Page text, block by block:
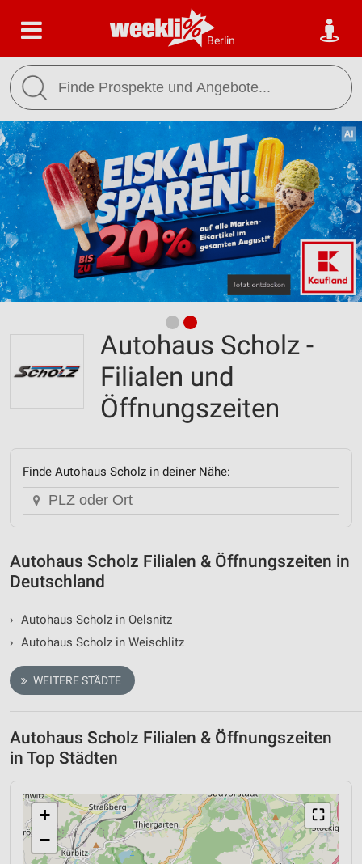
Berlin
Autohaus Scholz -
Filialen und
Öffnungszeiten
Finde Autohaus Scholz in deiner Nähe:
Autohaus Scholz Filialen & Öffnungszeiten in
Deutschland
› Autohaus Scholz in Oelsnitz
› Autohaus Scholz in Weischlitz
WEITERE STÄDTE
Autohaus Scholz Filialen & Öffnungszeiten
in Top Städten
⛶
+
−